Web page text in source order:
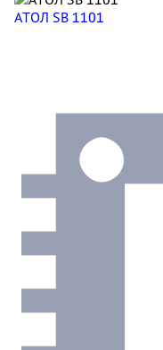
АТОЛ SB 1101